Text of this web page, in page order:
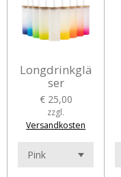
Longdrinkglä
ser
€ 25,00
zzgl.
Versandkosten